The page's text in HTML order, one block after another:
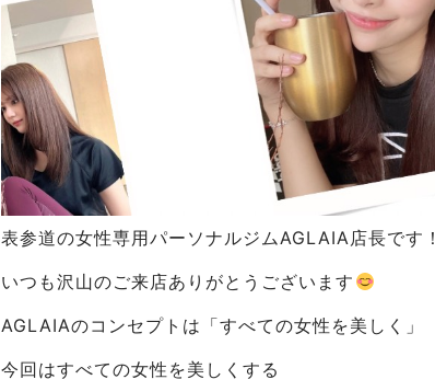
表参道の女性専用パーソナルジムAGLAIA店長です！
いつも沢山のご来店ありがとうございます
AGLAIAのコンセプトは「すべての女性を美しく」
今回はすべての女性を美しくする